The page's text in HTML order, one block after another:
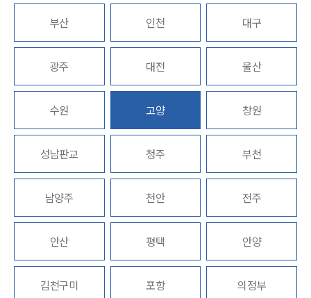
형사 주요 업무사례
사례분석/최신동향
형사 법률정보
법률지식인
형사소송·상담후기
업무분야
형사그룹 업무
전체
구성원 소개
형사전문변호사
소식/자료
부산 인천 대구
광주 대전 울산
수원 고양 창원
성남판교 청주 부천
남양주 천안 전주
안산 평택 안양
김천구미 포항 의정부